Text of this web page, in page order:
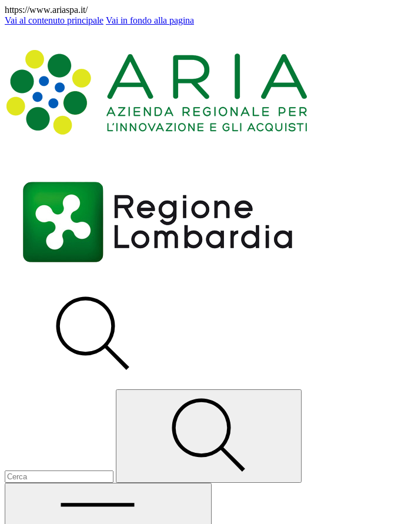
https://www.ariaspa.it/
Vai al contenuto principale Vai in fondo alla pagina